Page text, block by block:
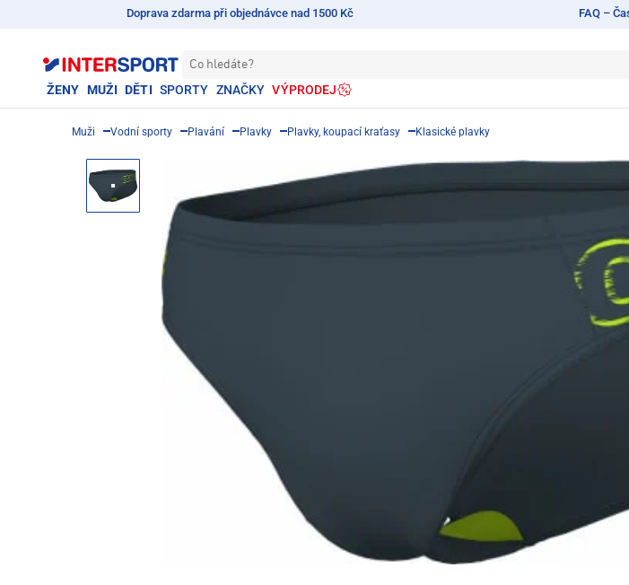
Doprava zdarma při objednávce nad 1500 Kč FAQ –
Co hledáte?
ŽENY MUŽI DĚTI SPORTY ZNAČKY VÝPRODEJ
Muži Vodní sporty Plavání Plavky Plavky, koupací kraťasy Klasické plavky